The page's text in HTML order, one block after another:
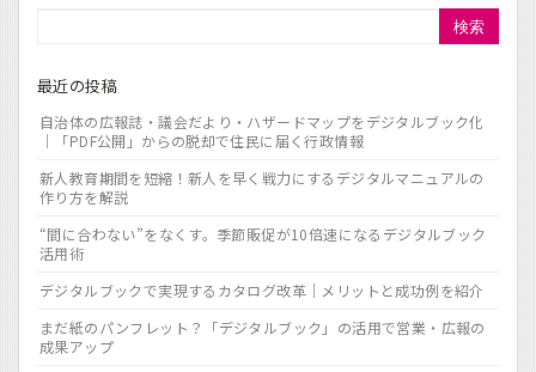
検索
最近の投稿
自治体の広報誌・議会だより・ハザードマップをデジタルブック化
｜「PDF公開」からの脱却で住民に届く行政情報
新人教育期間を短縮！新人を早く戦力にするデジタルマニュアルの
作り方を解説
“間に合わない”をなくす。季節販促が10倍速になるデジタルブック
活用術
デジタルブックで実現するカタログ改革｜メリットと成功例を紹介
まだ紙のパンフレット？「デジタルブック」の活用で営業・広報の
成果アップ